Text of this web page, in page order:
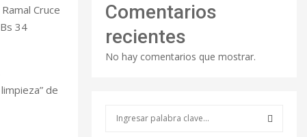
Cruce
34
de
Comentarios
recientes
No hay comentarios que mostrar.